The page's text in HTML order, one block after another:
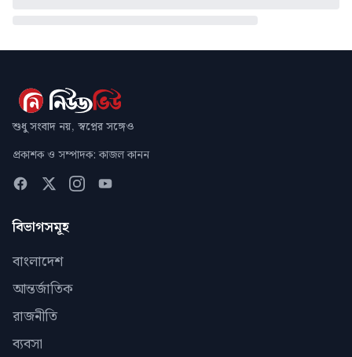
শুধু সংবাদ নয়, স্বপ্নের সঙ্গেও
প্রকাশক ও সম্পাদক: কাজল কানন
বিভাগসমূহ
বাংলাদেশ
আন্তর্জাতিক
রাজনীতি
ব্যবসা